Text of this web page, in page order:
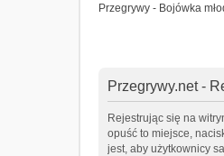
Przegrywy - Bojówka
Przegrywy.net -
Rejestrując się na
opuść to miejsce,
jest, aby użytkownicy